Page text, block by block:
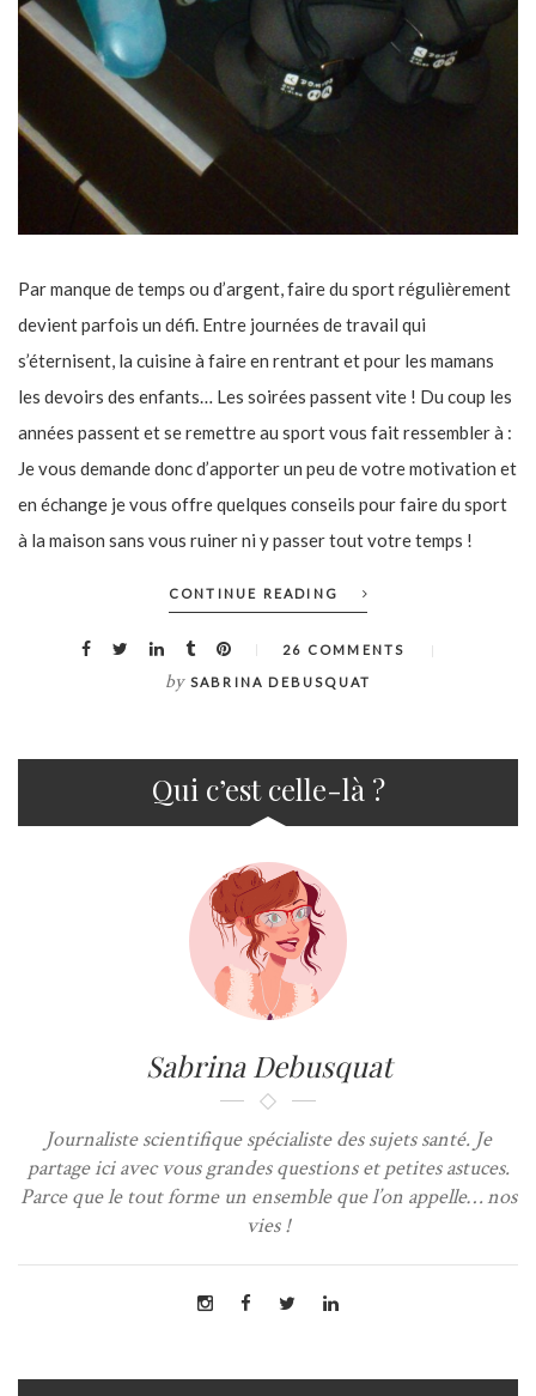
Par manque de temps ou d’argent, faire du sport régulièrement
devient parfois un défi. Entre journées de travail qui
s’éternisent, la cuisine à faire en rentrant et pour les mamans
les devoirs des enfants… Les soirées passent vite ! Du coup les
années passent et se remettre au sport vous fait ressembler à :
Je vous demande donc d’apporter un peu de votre motivation et
en échange je vous offre quelques conseils pour faire du sport
à la maison sans vous ruiner ni y passer tout votre temps !
CONTINUE READING
26 COMMENTS
by SABRINA DEBUSQUAT
Qui c’est celle-là ?
Sabrina Debusquat
Journaliste scientifique spécialiste des sujets santé. Je
partage ici avec vous grandes questions et petites astuces.
Parce que le tout forme un ensemble que l’on appelle… nos
vies !